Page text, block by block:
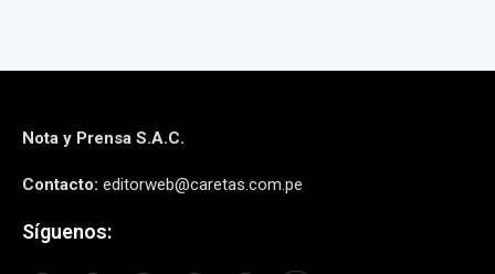
Nota y Prensa S.A.C.
Contacto: editorweb@caretas.com.pe
Síguenos: